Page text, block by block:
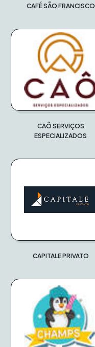
CAFÉ SÃO FRANCISCO
CAÔ SERVIÇOS
ESPECIALIZADOS
CAPITALE PRIVATO